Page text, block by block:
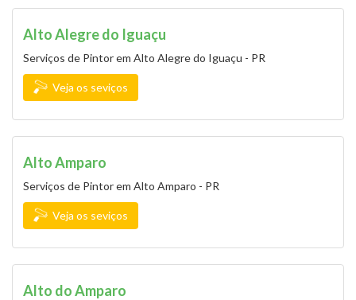
Alto Alegre do Iguaçu
Serviços de Pintor em Alto Alegre do Iguaçu - PR
Veja os seviços
Alto Amparo
Serviços de Pintor em Alto Amparo - PR
Veja os seviços
Alto do Amparo